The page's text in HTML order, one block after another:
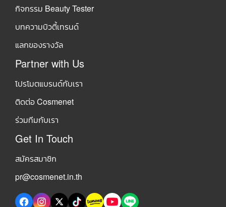
กิจกรรม Beauty Tester
บทความบิวตี้เทรนด์
แลกของรางวัล
Partner with Us
โปรโมตแบรนด์กับเรา
ติดต่อ Cosmenet
ร่วมทีมกับเรา
Get In Touch
สมัครสมาชิก
pr@cosmenet.in.th